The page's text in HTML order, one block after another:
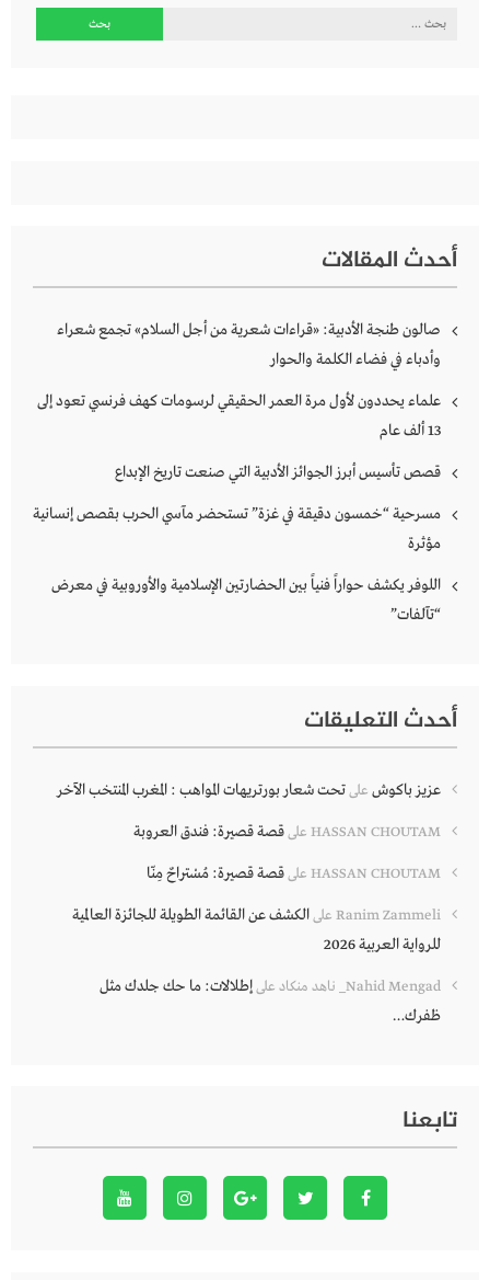
البحث
أحدث المقالات
صالون طنجة الأدبية: «قراءات شعرية من أجل السلام» تجمع شعراء
وأدباء في فضاء الكلمة والحوار
علماء يحددون لأول مرة العمر الحقيقي لرسومات كهف فرنسي تعود إلى
13 ألف عام
قصص تأسيس أبرز الجوائز الأدبية التي صنعت تاريخ الإبداع
مسرحية “خمسون دقيقة في غزة” تستحضر مآسي الحرب بقصص إنسانية
مؤثرة
اللوفر يكشف حواراً فنياً بين الحضارتين الإسلامية والأوروبية في معرض
“تآلفات”
أحدث التعليقات
عزيز باكوش علىتحت شعار بورتريهات المواهب : المغرب المنتخب الآخر
HASSAN CHOUTAM علىقصة قصيرة: فندق العروبة
HASSAN CHOUTAM علىقصة قصيرة: مُسْتراحٌ مِنّا
Ranim Zammeli علىالكشف عن القائمة الطويلة للجائزة العالمية
للرواية العربية 2026
Nahid Mengad_ ناهد منكاد علىإطلالات: ما حك جلدك مثل
ظفرك…
تابعنا